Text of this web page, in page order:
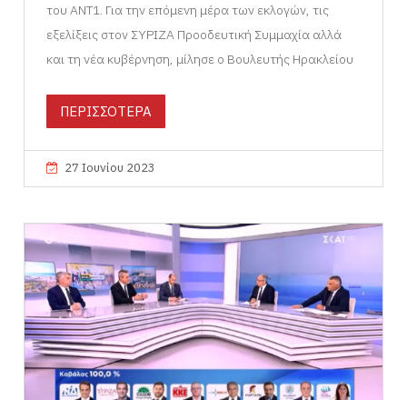
του ΑΝΤ1. Για την επόμενη μέρα των εκλογών, τις
εξελίξεις στον ΣΥΡΙΖΑ Προοδευτική Συμμαχία αλλά
και τη νέα κυβέρνηση, μίλησε ο Βουλευτής Ηρακλείου
ΠΕΡΙΣΣΟΤΕΡΑ
27 Ιουνίου 2023